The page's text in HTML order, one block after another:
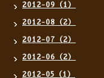
2012-09（1）
2012-08（2）
2012-07（2）
2012-06（2）
2012-05（1）